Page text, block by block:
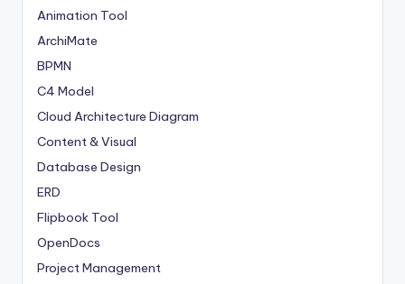
Animation Tool
ArchiMate
BPMN
C4 Model
Cloud Architecture Diagram
Content & Visual
Database Design
ERD
Flipbook Tool
OpenDocs
Project Management